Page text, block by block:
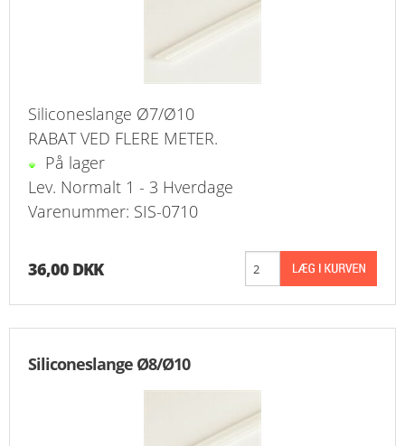
Siliconeslange Ø7/Ø10
RABAT VED FLERE METER.
På lager
Lev. Normalt 1 - 3 Hverdage
Varenummer: SIS-0710
36,00 DKK
Siliconeslange Ø8/Ø10